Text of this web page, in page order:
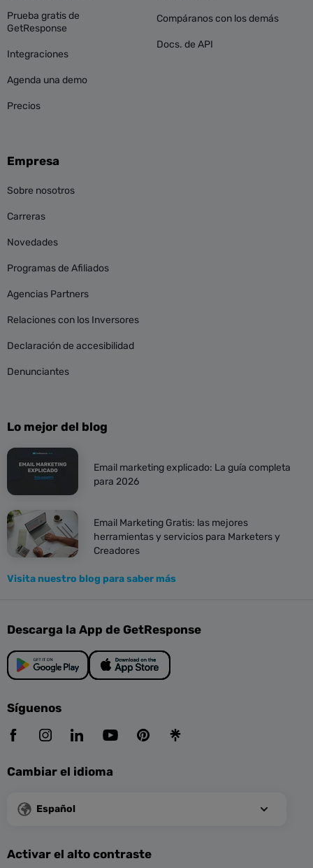
Prueba gratis de
GetResponse
Integraciones
Agenda una demo
Precios
Compáranos con los demás
Docs. de API
Empresa
Sobre nosotros
Carreras
Novedades
Programas de Afiliados
Agencias Partners
Relaciones con los Inversores
Declaración de accesibilidad
Denunciantes
Lo mejor del blog
Email marketing explicado: La guía completa
para 2026
Email Marketing Gratis: las mejores
herramientas y servicios para Marketers y
Creadores
Visita nuestro blog para saber más
Descarga la App de GetResponse
Síguenos
Cambiar el idioma
Español
Activar el alto contraste